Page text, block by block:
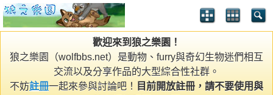
歡迎來到狼之樂園！
狼之樂園（wolfbbs.net）是動物、furry與奇幻生物迷們相互
交流以及分享作品的大型綜合性社群。
不妨註冊一起來參與討論吧！
目前開放註冊，請不要使用與